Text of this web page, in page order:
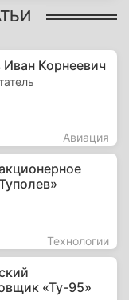
Иван Корнеевич
Авиация
Технологии
«Ту-95»